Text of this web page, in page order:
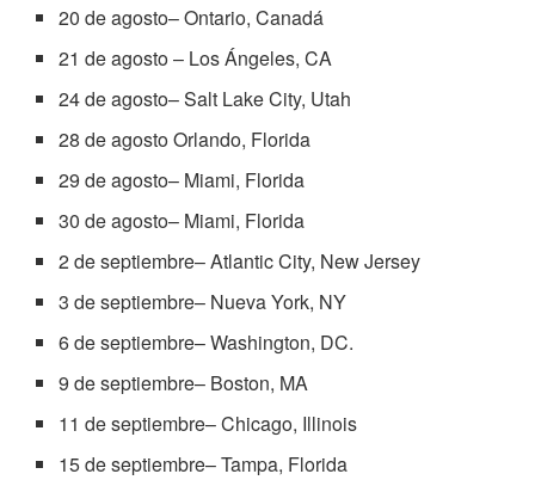
20 de agosto– Ontario, Canadá
21 de agosto – Los Ángeles, CA
24 de agosto– Salt Lake City, Utah
28 de agosto Orlando, Florida
29 de agosto– Miami, Florida
30 de agosto– Miami, Florida
2 de septiembre– Atlantic City, New Jersey
3 de septiembre– Nueva York, NY
6 de septiembre– Washington, DC.
9 de septiembre– Boston, MA
11 de septiembre– Chicago, Illinois
15 de septiembre– Tampa, Florida